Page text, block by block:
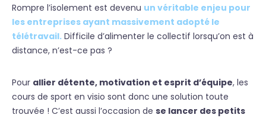
Rompre l’isolement est devenu un véritable enjeu pour
les entreprises ayant massivement adopté le
télétravail. Difficile d’alimenter le collectif lorsqu’on est à
distance, n’est-ce pas ?
Pour allier détente, motivation et esprit d’équipe, les
cours de sport en visio sont donc une solution toute
trouvée ! C’est aussi l’occasion de se lancer des petits